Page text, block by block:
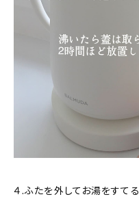
４.ふたを外してお湯をすてる